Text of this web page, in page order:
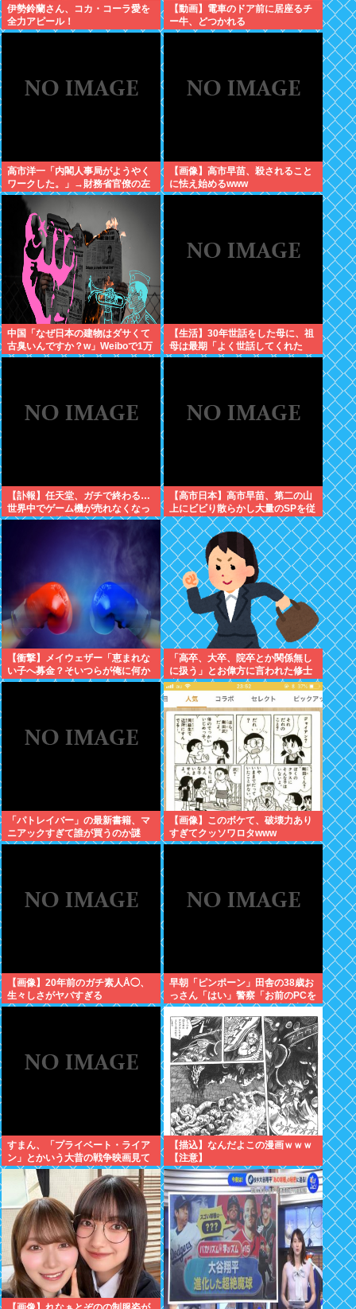
伊勢鈴蘭さん、コカ・コーラ愛を
全力アピール！
【動画】電車のドア前に居座るチ
ー牛、どつかれる
高市洋一「内閣人事局がようやく
ワークした。」→財務省官僚の左
遷記事を喜んでポスト
【画像】高市早苗、殺されること
に怯え始めるwww
中国「なぜ日本の建物はダサくて
古臭いんですか？w」Weiboで1万
いいね
【生活】30年世話をした母に、祖
母は最期「よく世話してくれた
ね。ずっと嫌いだったのが残念だ
【訃報】任天堂、ガチで終わる…
世界中でゲーム機が売れなくなっ
てしまった模様
【高市日本】高市早苗、第二の山
上にビビり散らかし大量のSPを従
え演説台にも全面防弾ガラスを設
置
【衝撃】メイウェザー「恵まれな
い子へ募金？そいつらが俺に何か
してくれたのか・・・・・・？」
「高卒、大卒、院卒とか関係無し
に扱う」とお偉方に言われた修士
卒の女の子が...
「パトレイバー」の最新書籍、マ
ニアックすぎて誰が買うのか謎
【画像】このボケて、破壊力あり
すぎてクッソワロタwww
【画像】20年前のガチ素人Å◯、
生々しさがヤバすぎる
早朝「ピンポーン」田舎の38歳お
っさん「はい」警察「お前のPCを
調べる」全米行方不明・被児童搾
取センターからの通報により児
ホ゜画像を発見、逮捕
すまん、「プライベート・ライア
ン」とかいう大昔の戦争映画見て
みたら最初の30分で地獄なんだ
が…これずっと続く感じ？
【描込】なんだよこの漫画ｗｗｗ
【注意】